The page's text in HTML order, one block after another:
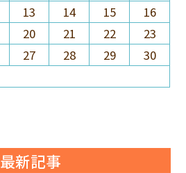
13 14 15
16
20 21 22
23
27 28 29
30
最新記事